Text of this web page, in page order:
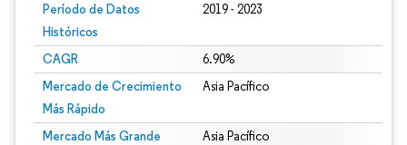
Período de Datos
Históricos
2019 - 2023
CAGR 6.90%
Mercado de Crecimiento
Más Rápido
Asia Pacífico
Mercado Más Grande Asia Pacífico